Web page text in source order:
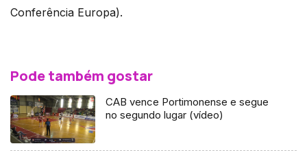
Conferência Europa).
Pode também gostar
CAB vence Portimonense e segue
no segundo lugar (vídeo)